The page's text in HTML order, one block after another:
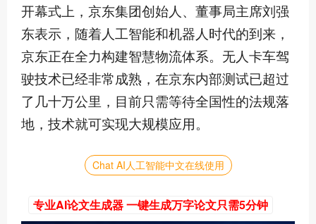
开幕式上，京东集团创始人、董事局主席刘强
东表示，随着人工智能和机器人时代的到来，
京东正在全力构建智慧物流体系。无人卡车驾
驶技术已经非常成熟，在京东内部测试已超过
了几十万公里，目前只需等待全国性的法规落
地，技术就可实现大规模应用。
Chat AI人工智能中文在线使用
专业AI论文生成器 一键生成万字论文只需5分钟